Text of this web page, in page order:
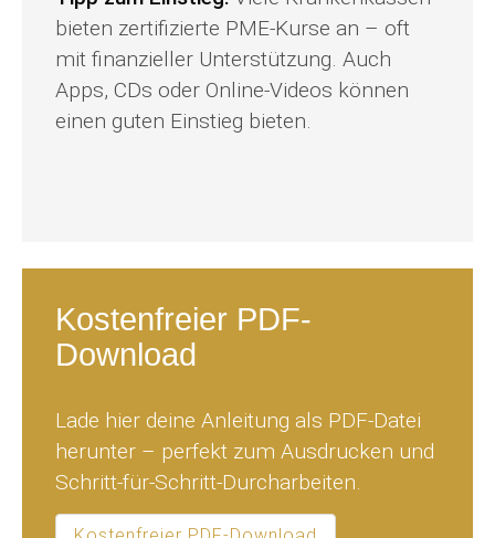
bieten zertifizierte PME-Kurse an – oft
mit finanzieller Unterstützung. Auch
Apps, CDs oder Online-Videos können
einen guten Einstieg bieten.
Kostenfreier PDF-
Download
Lade hier deine Anleitung als PDF-Datei
herunter – perfekt zum Ausdrucken und
Schritt-für-Schritt-Durcharbeiten.